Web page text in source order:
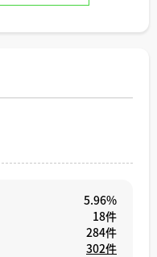
ので大丈夫ですが、黙
るなどやむを得ない事
で一時的な賃貸であ
満たせば、交渉次第
があります。銀行の
と説明し、どうしたら
5.96%
18件
284件
302件